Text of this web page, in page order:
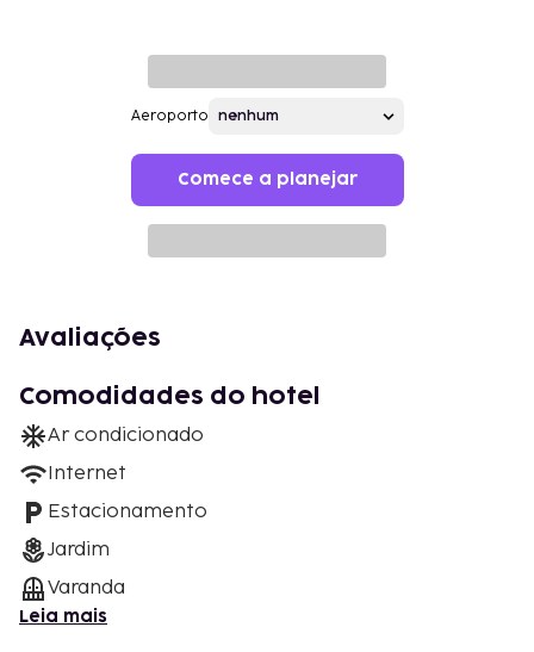
Aeroporto
Comece a planejar
Avaliações
Comodidades do hotel
Ar condicionado
Internet
Estacionamento
Jardim
Varanda
Leia mais